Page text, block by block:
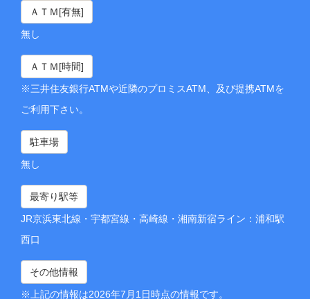
ＡＴＭ[有無]
無し
ＡＴＭ[時間]
※三井住友銀行ATMや近隣のプロミスATM、及び提携ATMを
ご利用下さい。
駐車場
無し
最寄り駅等
JR京浜東北線・宇都宮線・高崎線・湘南新宿ライン：浦和駅
西口
その他情報
※上記の情報は2026年7月1日時点の情報です。